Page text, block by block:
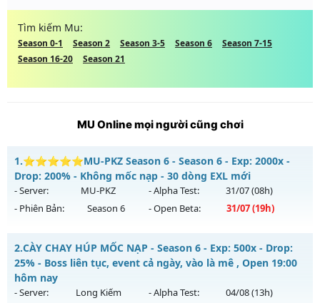
Tìm kiếm Mu:
Season 0-1 Season 2 Season 3-5 Season 6
Season 7-15
Season 16-20
Season 21
MU Online mọi người cũng chơi
1.⭐⭐⭐⭐⭐MU-PKZ Season 6 - Season 6 - Exp: 2000x -
Drop: 200% - Không mốc nạp - 30 dòng EXL mới
- Server: MU-PKZ - Alpha Test: 31/07(08h)
- Phiên Bản:
Season 6 - Open Beta: 31/07(19h)
⭐⭐⭐⭐⭐MU-PKZ Season 6 - Không mốc nạp - 30 dòng
EXL mới
Mu mới ra tháng 07 2026 - Mở máy chủ
ngày 31/07/2626
2.CÀY CHAY HÚP MỐC NẠP - Season 6 - Exp: 500x - Drop:
25% - Boss liên tục, event cả ngày, vào là mê , Open 19:00
hôm nay
- Server: Long Kiếm - Alpha Test: 04/08(13h)